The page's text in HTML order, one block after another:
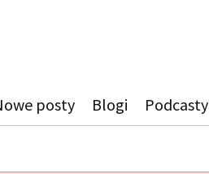
posty Blogi Podcasty